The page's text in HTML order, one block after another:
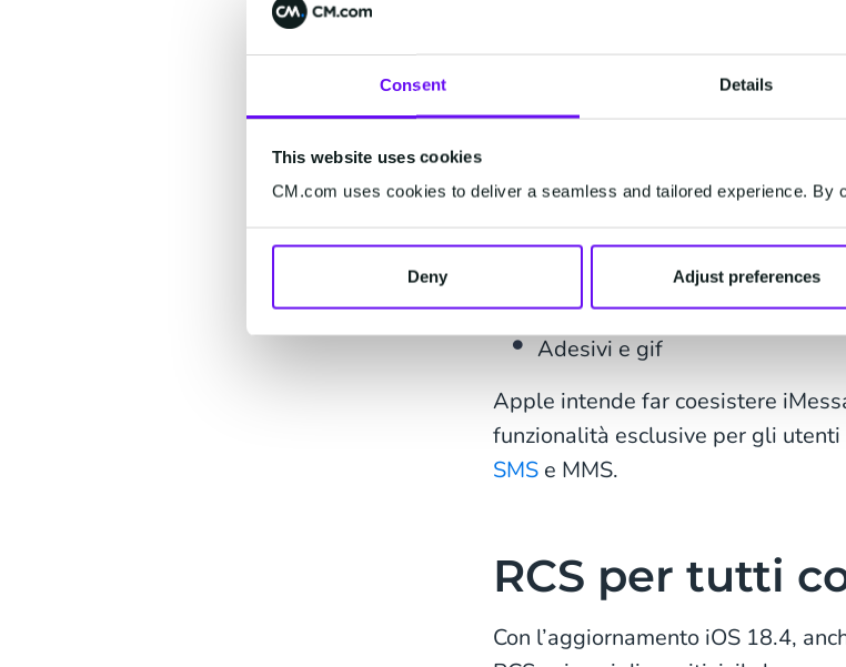
Consent Details
This website uses cookies
CM.com uses cookies to deliver a seamless and tailored experience. By
Deny Adjust preferences
Il supporto di Apple a RCS sui
Chat di gruppo
Conferme di lettura
Adesivi e gif
Apple intende far coesistere
funzionalità esclusive per gli
SMS e MMS.
RCS per tutti
Con l’aggiornamento iOS 18.4,